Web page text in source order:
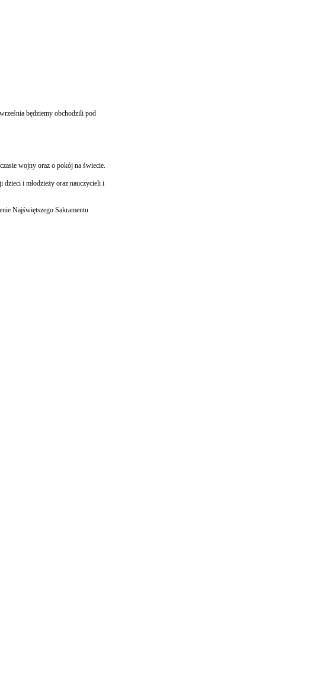
będziemy obchodzili pod
wojny oraz o pokój na świecie.
i młodzieży oraz nauczycieli i
Najświętszego Sakramentu